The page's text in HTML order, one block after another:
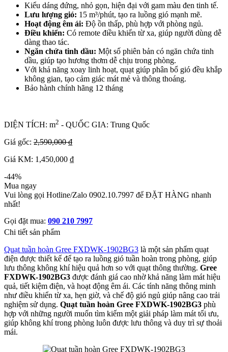
Kiểu dáng đứng, nhỏ gọn, hiện đại với gam màu đen tinh tế.
Lưu lượng gió: 15 m³/phút, tạo ra luồng gió mạnh mẽ.
Hoạt động êm ái: Độ ồn thấp, phù hợp với phòng ngủ.
Điều khiển: Có remote điều khiển từ xa, giúp người dùng dễ
dàng thao tác.
Ngăn chứa tinh dầu: Một số phiên bản có ngăn chứa tinh
dầu, giúp tạo hương thơm dễ chịu trong phòng.
Với khả năng xoay linh hoạt, quạt giúp phân bổ gió đều khắp
không gian, tạo cảm giác mát mẻ và thông thoáng.
Bảo hành chính hãng 12 tháng
DIỆN TÍCH: m2 - QUỐC GIA: Trung Quốc
Giá gốc: 2,590,000 ₫
Giá KM: 1,450,000 ₫
-44%
Mua ngay
Vui lòng gọi Hotline/Zalo 0902.10.7997 để ĐẶT HÀNG nhanh
nhất!
Gọi đặt mua: 090 210 7997
Chi tiết sản phẩm
Quạt tuần hoàn Gree FXDWK-1902BG3 là một sản phẩm quạt
điện được thiết kế để tạo ra luồng gió tuần hoàn trong phòng, giúp
lưu thông không khí hiệu quả hơn so với quạt thông thường. Gree
FXDWK-1902BG3 được đánh giá cao nhờ khả năng làm mát hiệu
quả, tiết kiệm điện, và hoạt động êm ái. Các tính năng thông minh
như điều khiển từ xa, hẹn giờ, và chế độ gió ngủ giúp nâng cao trải
nghiệm sử dụng. Quạt tuần hoàn Gree FXDWK-1902BG3 phù
hợp với những người muốn tìm kiếm một giải pháp làm mát tối ưu,
giúp không khí trong phòng luôn được lưu thông và duy trì sự thoải
mái.